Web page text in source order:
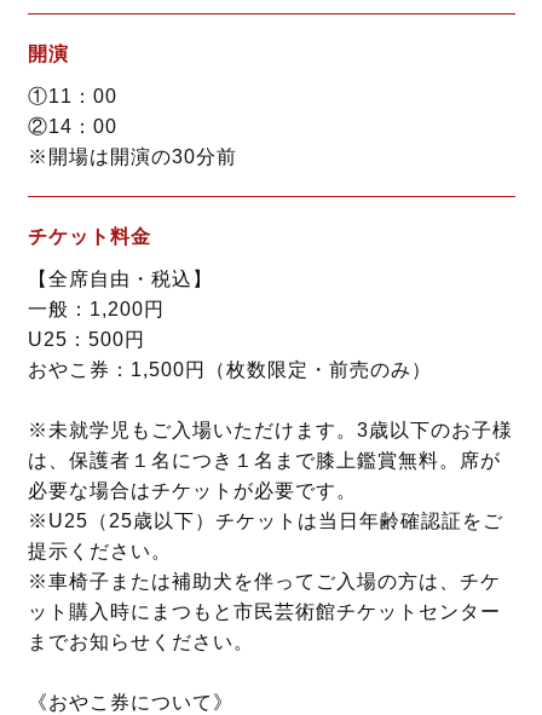
開演
①11：00
②14：00
※開場は開演の30分前
チケット料金
【全席自由・税込】
一般：1,200円
U25：500円
おやこ券：1,500円（枚数限定・前売のみ）
※未就学児もご入場いただけます。3歳以下のお子様
は、保護者１名につき１名まで膝上鑑賞無料。席が
必要な場合はチケットが必要です。
※U25（25歳以下）チケットは当日年齢確認証をご
提示ください。
※車椅子または補助犬を伴ってご入場の方は、チケ
ット購入時にまつもと市民芸術館チケットセンター
までお知らせください。
《おやこ券について》